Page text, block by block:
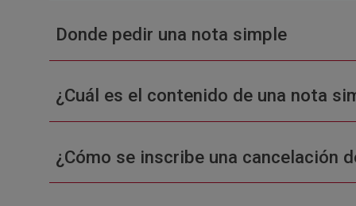
Donde pedir una nota simple
¿Cuál es el contenido de una nota
¿Cómo se inscribe una cancelación